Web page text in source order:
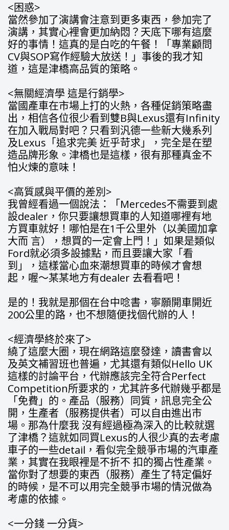
<困惑>
當然參加了演講會注意到更多東西，參加完了
演講，其實心裡會更加納悶？天底下哪有這麼
好的事情！這真的是白吃的午餐！「專業顧問
CV與SOP寫作經驗大放送！」事後的我才知
道，這是津橋高品質的策略。
<無關經濟學 這是行銷學>
當國產車在市場上打的火熱，各種促銷策略盡
出，相信各位很少看到雙B與Lexus還有Infinity
在加入戰局對吧？只看到汎德一些新大幾系列
及Lexus「追求完美 近乎苛求」，完全是在塑
造品牌形象。津橋也是這樣，很有那種真金不
怕火煉的意味！
<高質感與平價的差別>
我曾經看過一個說法：「Mercedes不需要到處
設dealer，你只要讓想買車的人知道哪裡有地
方買車就好！哪怕是在1千公里外（以美國加拿
大而 言），想買的一定會上門！」如果是類似
Ford就必須多設據點，而且要讓大家「看
到」，這樣當心血來潮想買車的時候才會想
起，喔～某某地方有dealer 去看看吧！
是的！我就是那個在台中唸書，寧願開車開近
200公里的路，也不想隨便找個代辦的人！
<經濟學終於來了>
繞了這麼大圈，現在網路這麼發達，讀書會以
及英文補習班也普遍，尤其還有類似Hello UK
這樣的討論平台，代辦應該完全符合Perfect
Competition所要求的，尤其許多代辦幾乎都是
「免費」的。產品（服務）同質，訊息完全公
開，生產者（服務提供者）可以自由進出市
場。那為什麼我 沒有經過極為深入的比較就選
了津橋？這就如同買Lexus的人很少真的去考慮
車子的一些detail，看似完全競爭市場的汽車產
業，其實在我眼裡是不折不 扣的獨占性產業。
當你對了想要的東西（服務）產生了特定偏好
的時候，是不可以用完全競爭市場的情況做為
考慮的依據。
<一分錢 一分貨>